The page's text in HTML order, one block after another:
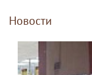
Новости